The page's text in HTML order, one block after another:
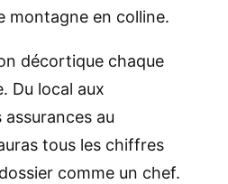
montagne en colline.
décortique chaque
Du local aux
au
tous les chiffres
comme un chef.